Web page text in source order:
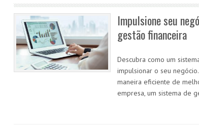
Impulsione seu
gestão financeira
Descubra como um
impulsionar o seu
maneira eficiente de
empresa, um sistema de